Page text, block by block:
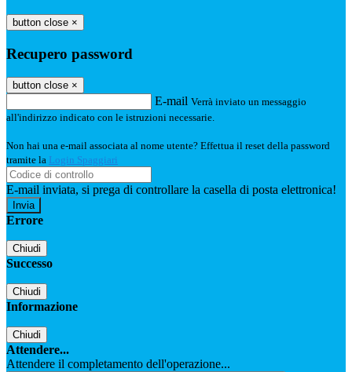
button close ×
Recupero password
button close ×
E-mail Verrà inviato un messaggio
all'indirizzo indicato con le istruzioni necessarie.
Non hai una e-mail associata al nome utente? Effettua il reset della password
tramite la Login Spaggiari
E-mail inviata, si prega di controllare la casella di posta elettronica!
Errore
Chiudi
Successo
Chiudi
Informazione
Chiudi
Attendere...
Attendere il completamento dell'operazione...